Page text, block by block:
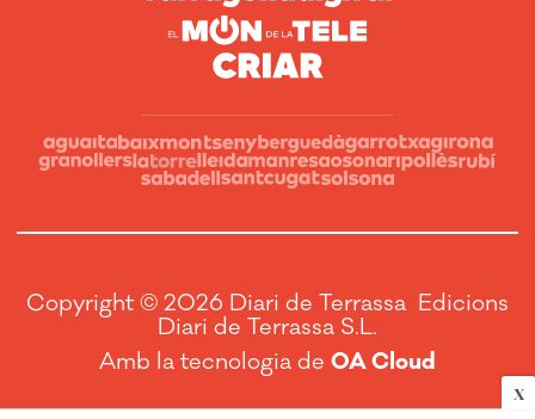
X
Copyright © 2026 Diari de Terrassa Edicions
Diari de Terrassa S.L.
Amb la tecnologia de OA Cloud